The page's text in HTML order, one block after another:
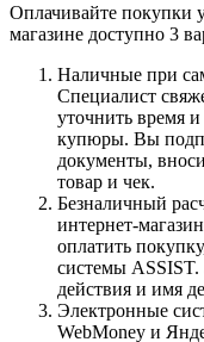
Оплачивайте покупки
магазине доступно 3
Наличные при
Специалист
уточнить время
купюры. Вы
документы,
товар и чек.
Безналичный
интернет-
оплатить
системы ASSIST.
действия и имя
Электронные
WebMoney и